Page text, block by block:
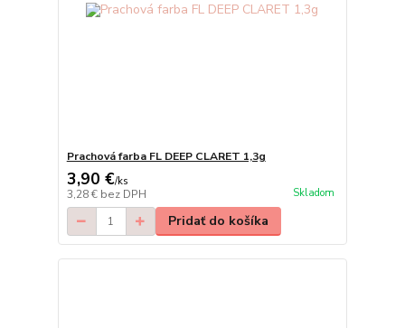
Prachová farba FL DEEP CLARET 1,3g
3,90 €/ks
3,28 € bez DPH Skladom
Pridať do košíka